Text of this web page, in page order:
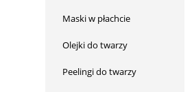
Maski w płachcie
Olejki do twarzy
Peelingi do twarzy